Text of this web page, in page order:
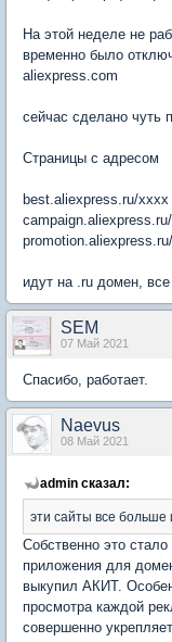
На этой неделе не
временно было
aliexpress.com
сейчас сделано чуть
Страницы с адресом
best.aliexpress.ru/xxxx
идут на .ru домен,
SEM
07 Май 2021
Спасибо, работает.
Naevus
08 Май 2021
admin сказал:
эти сайты все больше
Собственно это
приложения для
выкупил АКИТ.
просмотра каждой
совершенно